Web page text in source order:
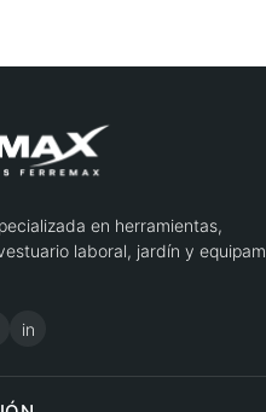
en herramientas,
laboral, jardín y
in